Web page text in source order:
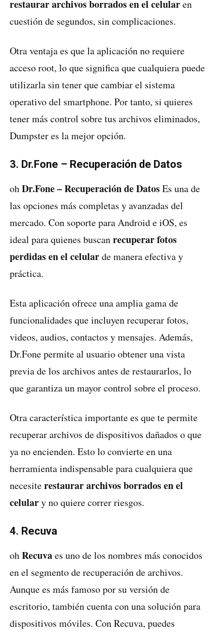
restaurar archivos borrados en el celularen
cuestión de segundos, sin complicaciones.
Otra ventaja es que la aplicación no requiere
acceso root, lo que significa que cualquiera puede
utilizarla sin tener que cambiar el sistema
operativo del smartphone. Por tanto, si quieres
tener más control sobre tus archivos eliminados,
Dumpster es la mejor opción.
3. Dr.Fone – Recuperación de Datos
ohDr.Fone – Recuperación de DatosEs una de
las opciones más completas y avanzadas del
mercado. Con soporte para Android e iOS, es
ideal para quienes buscanrecuperar fotos
perdidas en el celularde manera efectiva y
práctica.
Esta aplicación ofrece una amplia gama de
funcionalidades que incluyen recuperar fotos,
videos, audios, contactos y mensajes. Además,
Dr.Fone permite al usuario obtener una vista
previa de los archivos antes de restaurarlos, lo
que garantiza un mayor control sobre el proceso.
Otra característica importante es que te permite
recuperar archivos de dispositivos dañados o que
ya no encienden. Esto lo convierte en una
herramienta indispensable para cualquiera que
necesiterestaurar archivos borrados en el
celulary no quiere correr riesgos.
4. Recuva
ohRecuvaes uno de los nombres más conocidos
en el segmento de recuperación de archivos.
Aunque es más famoso por su versión de
escritorio, también cuenta con una solución para
dispositivos móviles. Con Recuva, puedes